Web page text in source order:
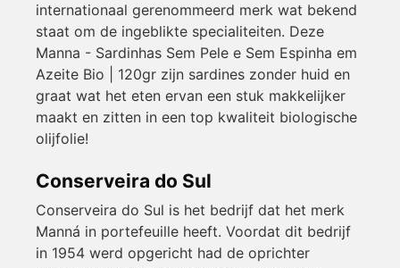
internationaal gerenommeerd merk wat bekend
staat om de ingeblikte specialiteiten. Deze
Manna - Sardinhas Sem Pele e Sem Espinha em
Azeite Bio | 120gr zijn sardines zonder huid en
graat wat het eten ervan een stuk makkelijker
maakt en zitten in een top kwaliteit biologische
olijfolie!
Conserveira do Sul
Conserveira do Sul is het bedrijf dat het merk
Manná in portefeuille heeft. Voordat dit bedrijf
in 1954 werd opgericht had de oprichter